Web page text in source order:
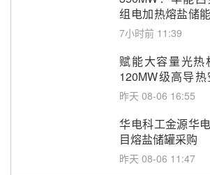
组电加热熔盐储
改造项目初步设
7小时前 11:39
赋能大容量光
120MW级高导
型式试验
昨天 08-06 16:55
华电科工金源华
目熔盐储罐采购
昨天 08-06 11:47